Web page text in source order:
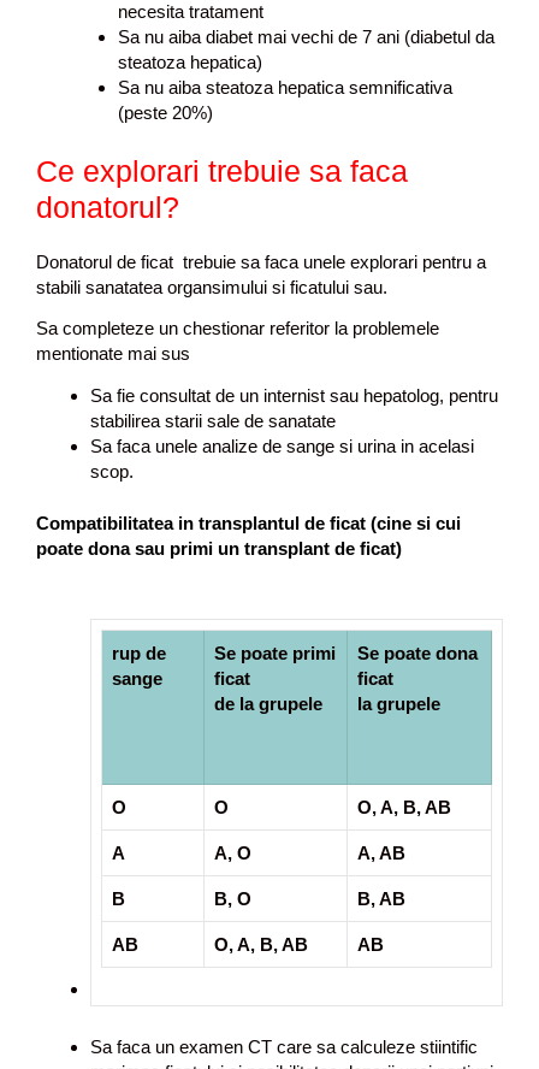
necesita tratament
Sa nu aiba diabet mai vechi de 7 ani (diabetul da
steatoza hepatica)
Sa nu aiba steatoza hepatica semnificativa
(peste 20%)
Ce explorari trebuie sa faca
donatorul?
Donatorul de ficat trebuie sa faca unele explorari pentru a
stabili sanatatea organsimului si ficatului sau.
Sa completeze un chestionar referitor la problemele
mentionate mai sus
Sa fie consultat de un internist sau hepatolog, pentru
stabilirea starii sale de sanatate
Sa faca unele analize de sange si urina in acelasi
scop.
Compatibilitatea in transplantul de ficat (cine si cui
poate dona sau primi un transplant de ficat)
rup de
sange
Se poate primi
ficat
de la grupele
Se poate dona
ficat
la grupele
O O O, A, B, AB
A A, O A, AB
B B, O B, AB
AB O, A, B, AB AB
Sa faca un examen CT care sa calculeze stiintific